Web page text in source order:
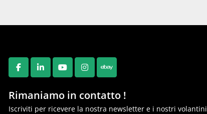
FACEBOOK
LINKEDINYOUTUBEINSTAGRAM
EBAY
Rimaniamo in contatto !
Iscriviti per ricevere la nostra newsletter e i nostri volantini